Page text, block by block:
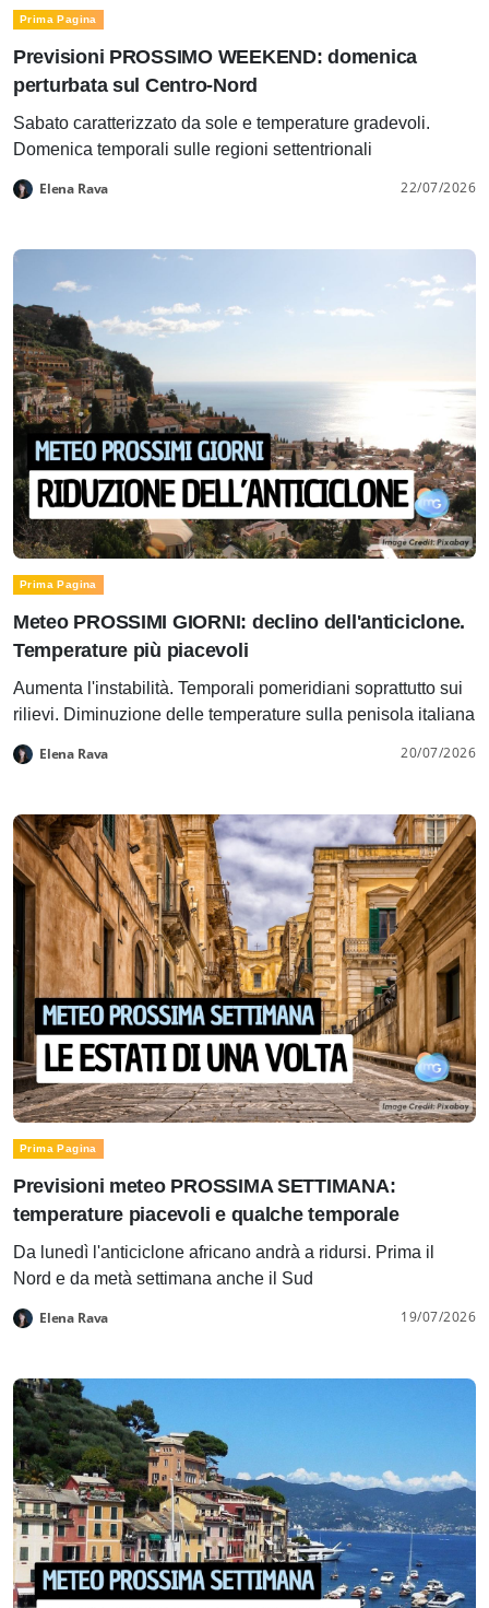
Prima Pagina
Previsioni PROSSIMO WEEKEND: domenica
perturbata sul Centro-Nord
Sabato caratterizzato da sole e temperature gradevoli.
Domenica temporali sulle regioni settentrionali
Elena Rava 22/07/2026
Prima Pagina
Meteo PROSSIMI GIORNI: declino dell'anticiclone.
Temperature più piacevoli
Aumenta l'instabilità. Temporali pomeridiani soprattutto sui
rilievi. Diminuzione delle temperature sulla penisola italiana
Elena Rava 20/07/2026
Prima Pagina
Previsioni meteo PROSSIMA SETTIMANA:
temperature piacevoli e qualche temporale
Da lunedì l'anticiclone africano andrà a ridursi. Prima il
Nord e da metà settimana anche il Sud
Elena Rava 19/07/2026